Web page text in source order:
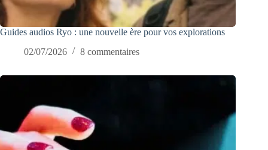
Guides audios Ryo : une nouvelle ère pour vos explorations
02/07/2026
8 commentaires